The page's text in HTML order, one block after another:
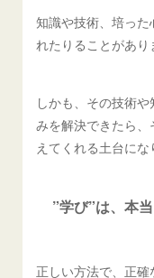
知識や技術、培っ
れたりることがあり
しかも、その技術
みを解決できたら
えてくれる土台にな
”学び”は、本
正しい方法で、正確